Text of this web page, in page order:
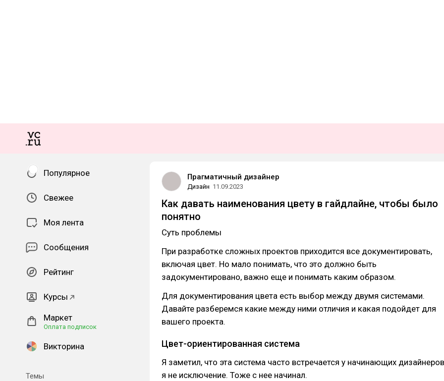
Популярное
Свежее
Моя лента
Сообщения
Рейтинг
Курсы
Маркет
Оплата подписок
Викторина
Темы
Прагматичный дизайнер
Дизайн 11.09.2023
Как давать наименования цвету в гайдлайне, чтобы было
понятно
Суть проблемы
При разработке сложных проектов приходится все документировать,
включая цвет. Но мало понимать, что это должно быть
задокументировано, важно еще и понимать каким образом.
Для документирования цвета есть выбор между двумя системами.
Давайте разберемся какие между ними отличия и какая подойдет для
вашего проекта.
Цвет-ориентированная система
Я заметил, что эта система часто встречается у начинающих
я не исключение. Тоже с нее начинал.